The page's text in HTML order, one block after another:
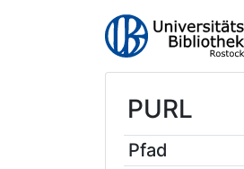
PURL
Pfad